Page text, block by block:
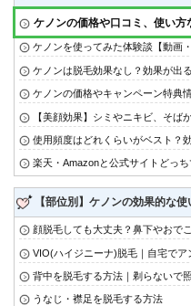
ケノンの価格や口コミ、使い方
ケノンを使ってみた体験談【動画
ケノンは脱毛効果なし？効果が出
ケノンの価格やキャンペーン特典
【美顔効果】シミやニキビ、そば
使用頻度はどれくらいがベスト？
楽天・Amazonと公式サイトどっ
【部位別】ケノンの効果的な使
顔脱毛しても大丈夫？鼻下やおで
VIO(ハイジニーナ)脱毛｜自宅で
背中を脱毛する方法｜剃らないで
うなじ・襟足を脱毛する方法